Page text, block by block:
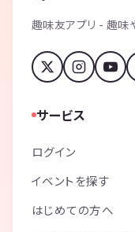
趣味友アプリ - 趣味
サービス
ログイン
イベントを探す
はじめての方へ